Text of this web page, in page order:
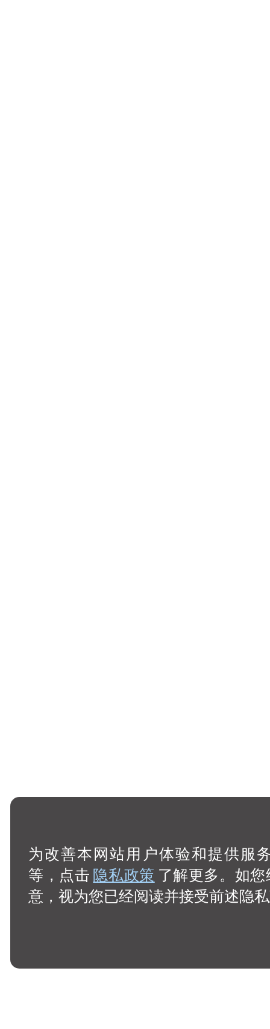
为改善本网站用户体验和提供服
等，点击隐私政策 了解更多。如
意，视为您已经阅读并接受前述隐